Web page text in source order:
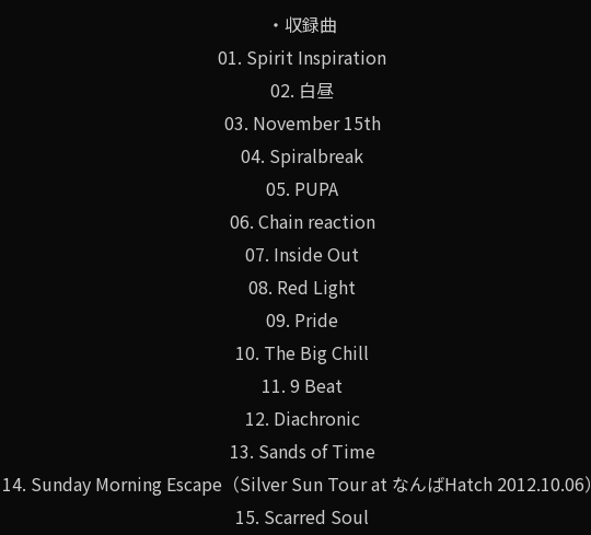
・収録曲
01. Spirit Inspiration
02. 白昼
03. November 15th
04. Spiralbreak
05. PUPA
06. Chain reaction
07. Inside Out
08. Red Light
09. Pride
10. The Big Chill
11. 9 Beat
12. Diachronic
13. Sands of Time
14. Sunday Morning Escape（Silver Sun Tour at なんばHatch 2012.10.06）
15. Scarred Soul